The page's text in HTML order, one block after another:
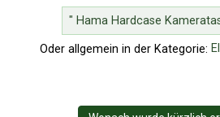
" Hama Hardcase
Oder allgemein in der Kategorie: